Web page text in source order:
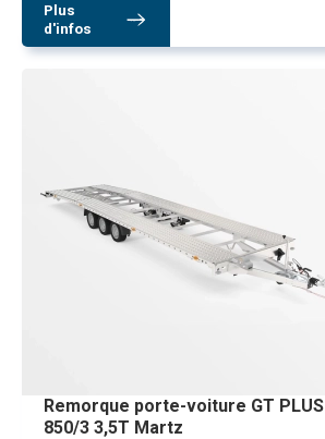
Plus
d'infos
Remorque porte-voiture GT PLUS
850/3 3,5T Martz